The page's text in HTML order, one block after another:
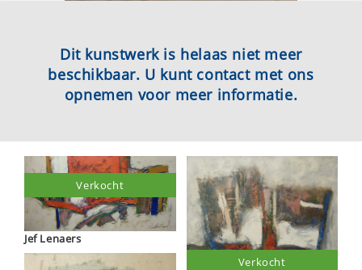
Dit kunstwerk is helaas niet meer
beschikbaar. U kunt contact met ons
opnemen voor meer informatie.
Jef Lenaers
Verkocht
Verkocht